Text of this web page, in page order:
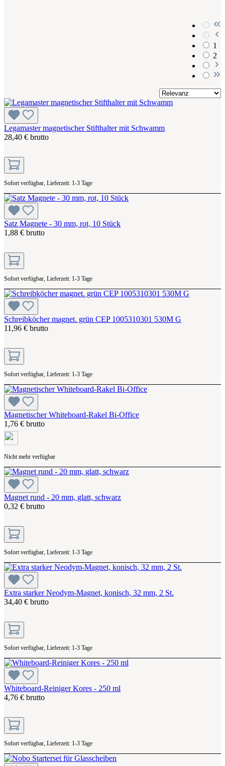
1
2
Legamaster magnetischer Stifthalter mit Schwamm
28,40 € brutto
Sofort verfügbar, Lieferzeit: 1-3 Tage
Satz Magnete - 30 mm, rot, 10 Stück
1,88 € brutto
Sofort verfügbar, Lieferzeit: 1-3 Tage
Schreibköcher magnet. grün CEP 1005310301 530M G
11,96 € brutto
Sofort verfügbar, Lieferzeit: 1-3 Tage
Magnetischer Whiteboard-Rakel Bi-Office
1,76 € brutto
Nicht mehr verfügbar
Magnet rund - 20 mm, glatt, schwarz
0,32 € brutto
Sofort verfügbar, Lieferzeit: 1-3 Tage
Extra starker Neodym-Magnet, konisch, 32 mm, 2 St.
34,40 € brutto
Sofort verfügbar, Lieferzeit: 1-3 Tage
Whiteboard-Reiniger Kores - 250 ml
4,76 € brutto
Sofort verfügbar, Lieferzeit: 1-3 Tage